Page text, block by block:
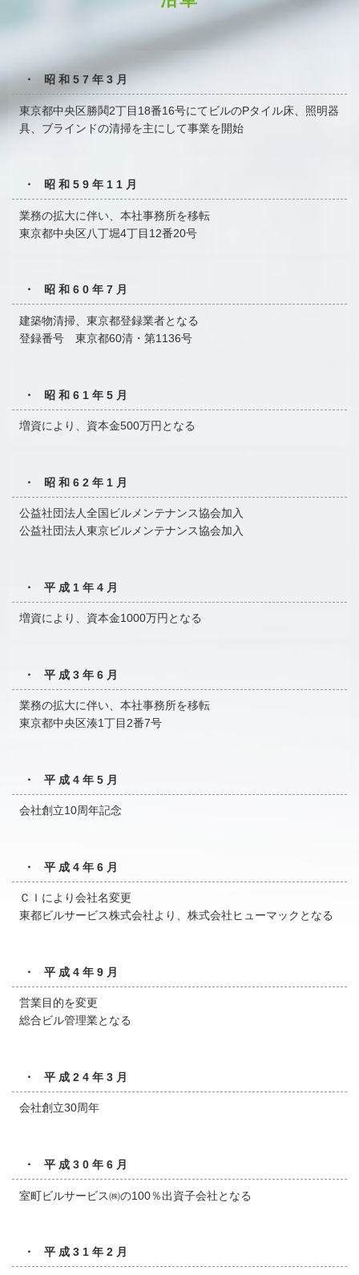
・ 昭和57年3月
東京都中央区勝鬨2丁目18番16号にてビルのPタイル床、 照明器
具、ブラインドの清掃を主にして事業を開始
・ 昭和59年11月
業務の拡大に伴い、本社事務所を移転
東京都中央区八丁堀4丁目12番20号
・ 昭和60年7月
建築物清掃、東京都登録業者となる
登録番号 東京都60清・第1136号
・ 昭和61年5月
増資により、資本金500万円となる
・ 昭和62年1月
公益社団法人全国ビルメンテナンス協会加入
公益社団法人東京ビルメンテナンス協会加入
・ 平成1年4月
増資により、資本金1000万円となる
・ 平成3年6月
業務の拡大に伴い、本社事務所を移転
東京都中央区湊1丁目2番7号
・ 平成4年5月
会社創立10周年記念
・ 平成4年6月
ＣＩにより会社名変更
東都ビルサービス株式会社より、株式会社ヒューマックとなる
・ 平成4年9月
営業目的を変更
総合ビル管理業となる
・ 平成24年3月
会社創立30周年
・ 平成30年6月
室町ビルサービス㈱の100％出資子会社となる
・ 平成31年2月